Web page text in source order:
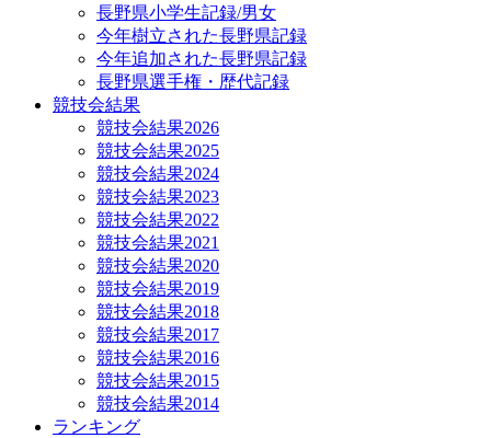
長野県小学生記録/男女
今年樹立された長野県記録
今年追加された長野県記録
長野県選手権・歴代記録
競技会結果
競技会結果2026
競技会結果2025
競技会結果2024
競技会結果2023
競技会結果2022
競技会結果2021
競技会結果2020
競技会結果2019
競技会結果2018
競技会結果2017
競技会結果2016
競技会結果2015
競技会結果2014
ランキング